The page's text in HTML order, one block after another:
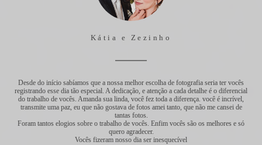
Kátia e Zezinho
Desde do início sabíamos que a nossa melhor escolha de fotografia seria ter vocês
registrando esse dia tão especial. A dedicação, e atenção a cada detalhe é o diferencial
do trabalho de vocês. Amanda sua linda, você fez toda a diferença. você é incrível,
transmite uma paz, eu que não gostava de fotos amei tanto, que não me cansei de
tantas fotos.
Foram tantos elogios sobre o trabalho de vocês. Enfim vocês são os melhores e só
quero agradecer.
Vocês fizeram nosso dia ser inesquecível